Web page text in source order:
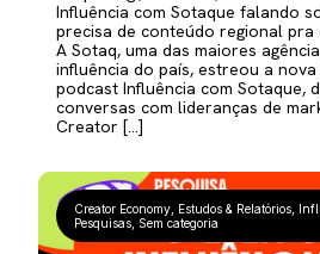
Influência com Sotaque falando
precisa de conteúdo regional pra
A Sotaq, uma das maiores
influência do país, estreou a
podcast Influência com Sotaque,
conversas com lideranças de
Creator […]
Creator Economy Estudos & Relatórios
Pesquisas Sem categoria